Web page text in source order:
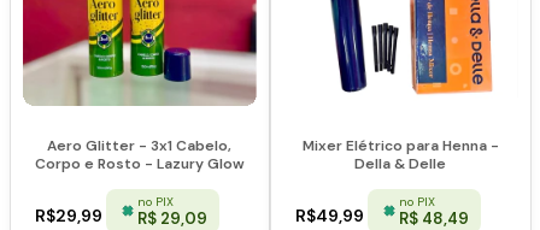
Aero Glitter - 3x1 Cabelo,
Corpo e Rosto - Lazury Glow
R$29,99
no PIX
R$ 29,09
Mixer Elétrico para Henna -
Della & Delle
R$49,99
no PIX
R$ 48,49